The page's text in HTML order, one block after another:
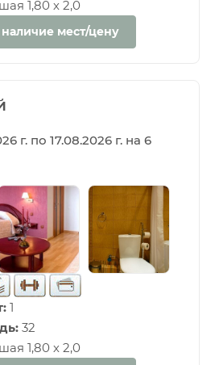
1,80 х 2,0
наличие мест/цену
г. по 17.08.2026 г. на 6
1
32
1,80 х 2,0